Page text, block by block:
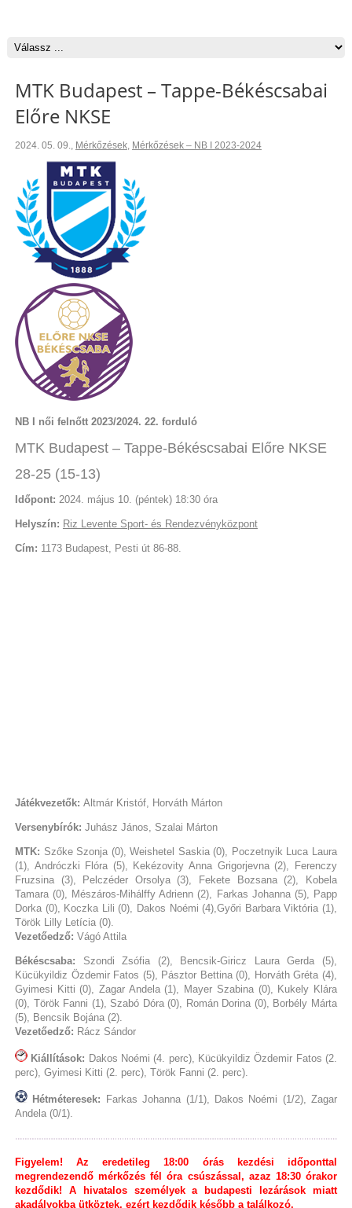
MTK Budapest – Tappe-Békéscsabai
Előre NKSE
2024. 05. 09., Mérkőzések, Mérkőzések – NB I 2023-2024
NB I női felnőtt 2023/2024. 22. forduló
MTK Budapest – Tappe-Békéscsabai Előre NKSE
28-25 (15-13)
Időpont: 2024. május 10. (péntek) 18:30 óra
Helyszín: Riz Levente Sport- és Rendezvényközpont
Cím: 1173 Budapest, Pesti út 86-88.
Játékvezetők: Altmár Kristóf, Horváth Márton
Versenybírók: Juhász János, Szalai Márton
MTK: Szőke Szonja (0), Weishetel Saskia (0), Poczetnyik Luca Laura
(1), Andróczki Flóra (5), Kekézovity Anna Grigorjevna (2), Ferenczy
Fruzsina (3), Pelczéder Orsolya (3), Fekete Bozsana (2), Kobela
Tamara (0), Mészáros-Mihálffy Adrienn (2), Farkas Johanna (5), Papp
Dorka (0), Koczka Lili (0), Dakos Noémi (4),Győri Barbara Viktória (1),
Török Lilly Letícia (0).
Vezetőedző: Vágó Attila
Békéscsaba: Szondi Zsófia (2), Bencsik-Giricz Laura Gerda (5),
Kücükyildiz Özdemir Fatos (5), Pásztor Bettina (0), Horváth Gréta (4),
Gyimesi Kitti (0), Zagar Andela (1), Mayer Szabina (0), Kukely Klára
(0), Török Fanni (1), Szabó Dóra (0), Román Dorina (0), Borbély Márta
(5), Bencsik Bojána (2).
Vezetőedző: Rácz Sándor
Kiállítások: Dakos Noémi (4. perc), Kücükyildiz Özdemir Fatos (2.
perc), Gyimesi Kitti (2. perc), Török Fanni (2. perc).
Hétméteresek:
Farkas Johanna (1/1), Dakos Noémi (1/2), Zagar
Andela (0/1).
Figyelem! Az eredetileg 18:00 órás kezdési időponttal
megrendezendő mérkőzés fél óra csúszással, azaz 18:30 órakor
kezdődik! A hivatalos személyek a budapesti lezárások miatt
akadályokba ütköztek, ezért kezdődik később a találkozó.